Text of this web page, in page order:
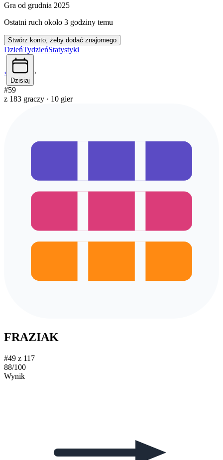
Gra od grudnia 2025
Ostatni ruch około 3 godziny temu
Stwórz konto, żeby dodać znajomego
DzieńTydzieńStatystyki
‹
Dzisiaj
›
#59
z 183 graczy · 10 gier
FRAZIAK
#49 z 117
88/100
Wynik